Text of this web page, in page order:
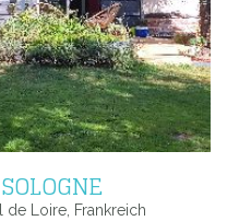
de Loire, Frankreich